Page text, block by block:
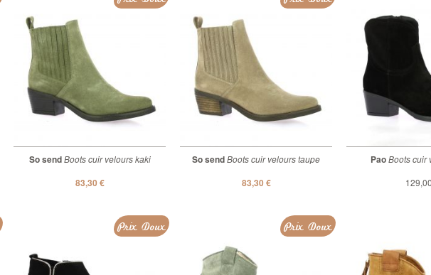
So sendBoots cuir velours kaki
83,30 €
So sendBoots cuir velours taupe
83,30 €
PaoBoots cuir
Prix Doux Prix Doux